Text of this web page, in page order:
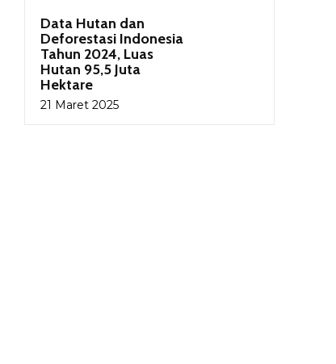
Data Hutan dan
Deforestasi Indonesia
Tahun 2024, Luas
Hutan 95,5 Juta
Hektare
21 Maret 2025